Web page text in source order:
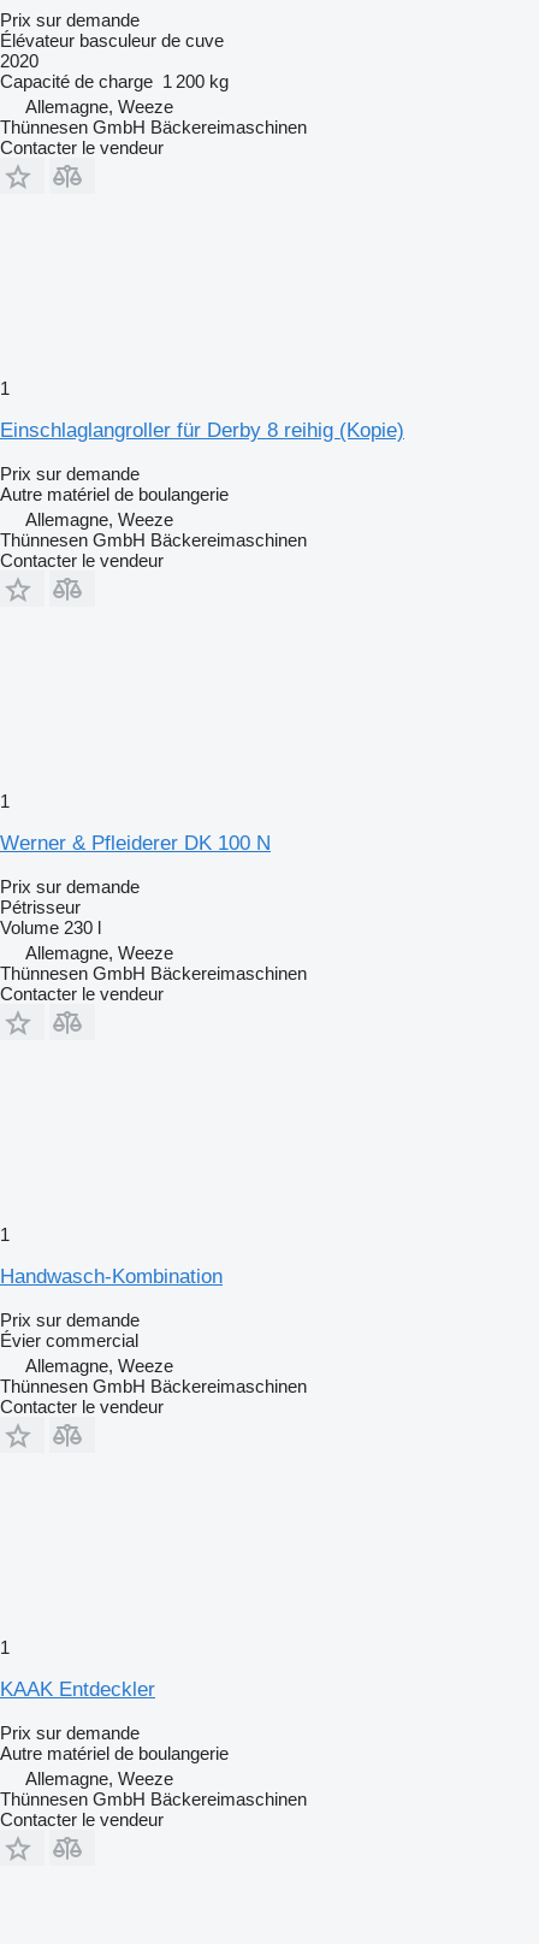
Prix sur demande
Élévateur basculeur de cuve
2020
Capacité de charge 1 200 kg
Allemagne, Weeze
Thünnesen GmbH Bäckereimaschinen
Contacter le vendeur
1
Einschlaglangroller für Derby 8 reihig (Kopie)
Prix sur demande
Autre matériel de boulangerie
Allemagne, Weeze
Thünnesen GmbH Bäckereimaschinen
Contacter le vendeur
1
Werner & Pfleiderer DK 100 N
Prix sur demande
Pétrisseur
Volume 230 l
Allemagne, Weeze
Thünnesen GmbH Bäckereimaschinen
Contacter le vendeur
1
Handwasch-Kombination
Prix sur demande
Évier commercial
Allemagne, Weeze
Thünnesen GmbH Bäckereimaschinen
Contacter le vendeur
1
KAAK Entdeckler
Prix sur demande
Autre matériel de boulangerie
Allemagne, Weeze
Thünnesen GmbH Bäckereimaschinen
Contacter le vendeur